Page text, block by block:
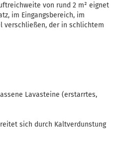
von rund 2 m² eignet
im Eingangsbereich, im
verschließen, der in schlichtem
Lavasteine (erstarrtes,
sich durch Kaltverdunstung